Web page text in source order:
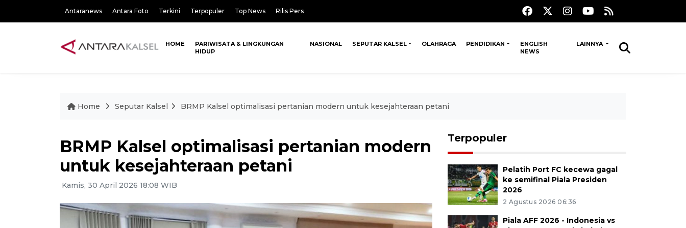
Antaranews Antara Foto Terkini Terpopuler Top News Rilis Pers
HOME
PARIWISATA & LINGKUNGAN
HIDUP
NASIONAL SEPUTAR KALSEL OLAHRAGA PENDIDIKAN
ENGLISH
NEWS
LAINNYA
Home Seputar Kalsel BRMP Kalsel optimalisasi pertanian modern untuk kesejahteraan petani
BRMP Kalsel optimalisasi pertanian modern
untuk kesejahteraan petani
Kamis, 30 April 2026 18:08 WIB
Terpopuler
Pelatih Port FC kecewa gagal
ke semifinal Piala Presiden
2026
2 Agustus 2026 06:36
Piala AFF 2026 - Indonesia vs